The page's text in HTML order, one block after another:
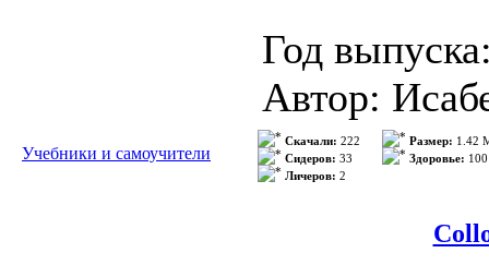
Количество
Описание:
Предлагает
Год
Автор:
ISBN: 5-17-
Формат:
Учебники и самоучители
Скачали: 222
Сидеров: 33
Личеров: 2
Размер: 1.42
Здоровье: 100